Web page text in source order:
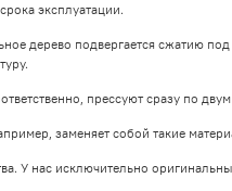
эксплуатации.
дерево подвергается сжатию
прессуют сразу по
заменяет собой такие
У нас исключительно